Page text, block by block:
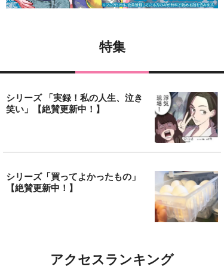
特集
シリーズ 「実録！私の人生、泣き
笑い」【絶賛更新中！】
シリーズ「買ってよかったもの」
【絶賛更新中！】
アクセスランキング